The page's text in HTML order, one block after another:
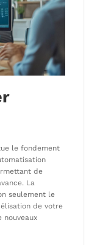
le fondement
de
La
seulement le
de votre
nouveaux